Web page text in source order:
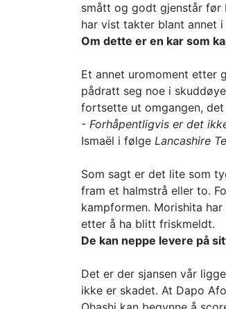
smått og godt gjenstår før
har vist takter blant annet
Om dette er en kar som
Et annet uromoment etter
pådratt seg noe i
fortsette ut omgangen,
- Forhåpentligvis er det
Ismaël i følge Lancashire
Som sagt er det lite som
fram et halmstrå eller to.
kampformen. Morishita
etter å ha blitt friskmeldt.
De kan neppe levere på
Det er der sjansen vår
ikke er skadet. At Dapo